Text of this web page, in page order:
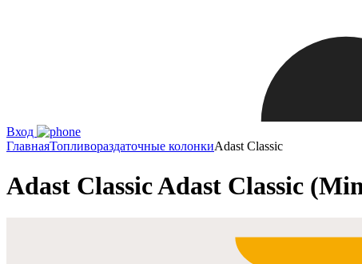
Вход
ГлавнаяТопливораздаточные колонкиAdast Classic
Adast Classic Adast Classic